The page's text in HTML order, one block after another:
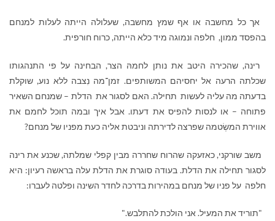
אך כל מחשבה או אף שמץ מחשבה, שעלולה הייתה לעלות למנחם
בהפסד ממון, חלפה ונמוגה מיד כלא הייתה, כרוח חורפית.
רינה, שהכירה היטב את נותן לחמהּ הצר, הבחינה על פי התנהגותו
שכלתה הרעה אל יחסיהם המשותפים. זמן־מה נִצבה ללא נוע, שוקלת
בדעתה מה עליה לעשות תחילה. האם לסגור את הדלת – שמנחם השאיר
פתוחה – או לנסות להפיס את דעתו. אבל איך ובמה תוכל לחמם את
אווירת המשְׂטמה שפרצה לדירתה וניבטת אליה כעת מפניו של מנחם?
משב שורקני, כאזעקה שהרוח שחררה מבין קפלי שמלתה, שכנע את רינה
לסגור תחילה את הדלת. בעודה סוגרת את הדלת עלה בראשה רעיון: היא
חלפה על פניו של מנחם במהירות בדרכה לחדר השינה ופלטה לעברו:
"תוריד את המעיל. אני הולכת להתלבש."